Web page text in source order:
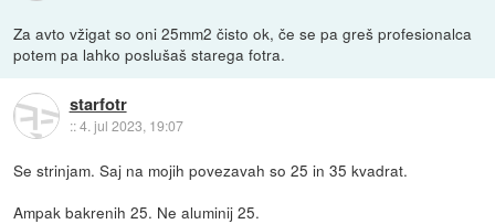
Za avto vžigat so oni 25mm2 čisto ok, če se pa greš profesionalca
potem pa lahko poslušaš starega fotra.
starfotr
::4. jul 2023, 19:07
Se strinjam. Saj na mojih povezavah so 25 in 35 kvadrat.
Ampak bakrenih 25. Ne aluminij 25.